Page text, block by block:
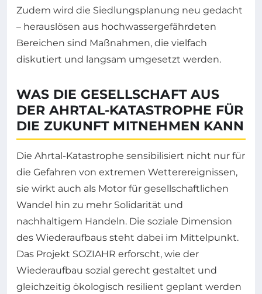
Zudem wird die Siedlungsplanung neu gedacht
– herauslösen aus hochwassergefährdeten
Bereichen sind Maßnahmen, die vielfach
diskutiert und langsam umgesetzt werden.
WAS DIE GESELLSCHAFT AUS
DER AHRTAL-KATASTROPHE FÜR
DIE ZUKUNFT MITNEHMEN KANN
Die Ahrtal-Katastrophe sensibilisiert nicht nur für
die Gefahren von extremen Wetterereignissen,
sie wirkt auch als Motor für gesellschaftlichen
Wandel hin zu mehr Solidarität und
nachhaltigem Handeln. Die soziale Dimension
des Wiederaufbaus steht dabei im Mittelpunkt.
Das Projekt SOZIAHR erforscht, wie der
Wiederaufbau sozial gerecht gestaltet und
gleichzeitig ökologisch resilient geplant werden